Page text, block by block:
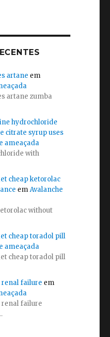
artane em
artane zumba
hydrochloride
citrate syrup uses
ameaçada
with
cheap ketorolac
emAvalanche
without
cheap toradol pill
ameaçada
cheap toradol pill
renal failure em
renal failure